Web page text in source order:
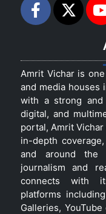
Amrit Vichar is
and media houses
with a strong and
digital, and
portal, Amrit
in-depth
and around the
journalism and
connects with
platforms
Galleries,